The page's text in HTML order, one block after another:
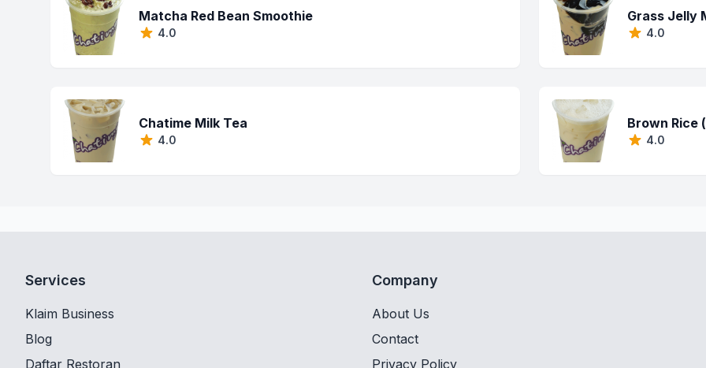
Matcha Red Bean Smoothie
4.0
Grass Jelly
4.0
Chatime Milk Tea
4.0
Brown Rice
4.0
Services
Klaim Business
Blog
Daftar Restoran
Company
About Us
Contact
Privacy Policy